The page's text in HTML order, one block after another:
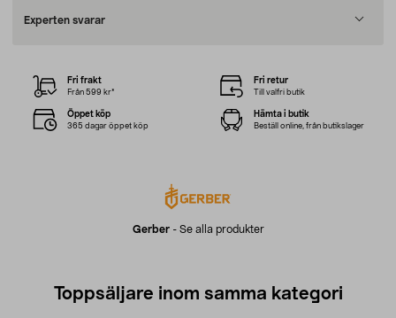
Experten svarar
Gerber- Se alla produkter
Fri frakt
Från 599 kr*
Fri retur
Till valfri butik
Öppet köp
365 dagar öppet köp
Hämta i butik
Beställ online, från butikslager
Toppsäljare inom samma kategori